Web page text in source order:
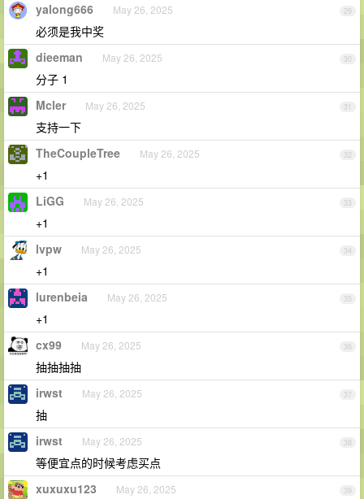
29
yalong666 May 26, 2025
必须是我中奖
30
dieeman May 26, 2025
分子 1
31
Mcler May 26, 2025
支持一下
32
TheCoupleTree May 26, 2025
+1
33
LiGG May 26, 2025
+1
34
lvpw May 26, 2025
+1
35
lurenbeia May 26, 2025
+1
36
cx99 May 26, 2025
抽抽抽抽
37
irwst May 26, 2025
抽
38
irwst May 26, 2025
等便宜点的时候考虑买点
39
xuxuxu123 May 26, 2025